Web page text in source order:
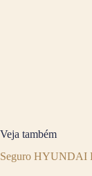
Veja também
Seguro HYUNDAI